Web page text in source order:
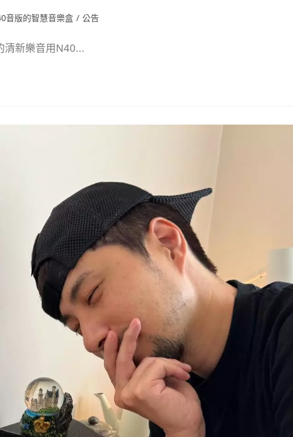
音版的智慧音樂盒 / 公告
清新樂音用N40...